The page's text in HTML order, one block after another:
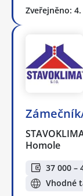
Zveřejněno:
Homole
37 000 –
Vhodné